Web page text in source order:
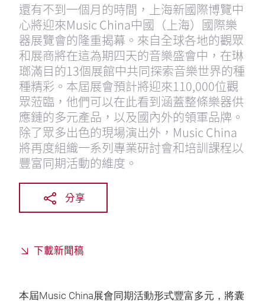
還有不到一個月的時間，上海新國際博覽中
心將迎來Music China中國（上海）國際樂
器展覽會的隆重揭幕。來自全球各地的觀眾
和展商將在這為期四天的音樂盛會中，在琳
瑯滿目的13個展館中共同探索音樂世界的種
種精彩。本屆展會預計將迎來110,000位觀
眾蒞臨，他們可以在此看到涵蓋整條樂器供
應鏈的多元產品，以及國內外的領軍品牌。
除了眾多出色的現場演出外，Music China
將再度組織一系列專業研討會和培訓課程以
豐富同期活動的維度。
分享
下載新聞稿
本屆Music China展會同期活動形式豐富多元，將囊